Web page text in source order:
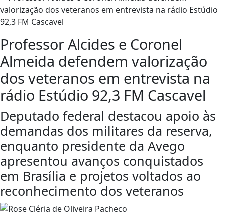
Professor Alcides e Coronel
Almeida defendem valorização
dos veteranos em entrevista na
rádio Estúdio 92,3 FM Cascavel
Deputado federal destacou apoio às
demandas dos militares da reserva,
enquanto presidente da Avego
apresentou avanços conquistados
em Brasília e projetos voltados ao
reconhecimento dos veteranos